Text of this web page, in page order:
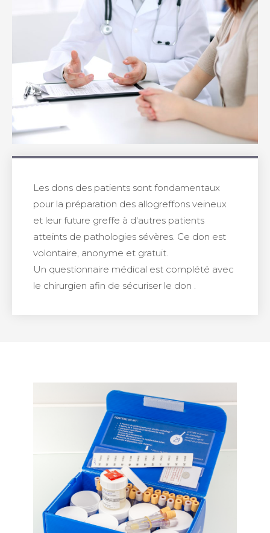
Les dons des patients sont fondamentaux
pour la préparation des allogreffons veineux
et leur future greffe à d'autres patients
atteints de pathologies sévères. Ce don est
volontaire, anonyme et gratuit.
Un questionnaire médical est complété avec
le chirurgien afin de sécuriser le don .